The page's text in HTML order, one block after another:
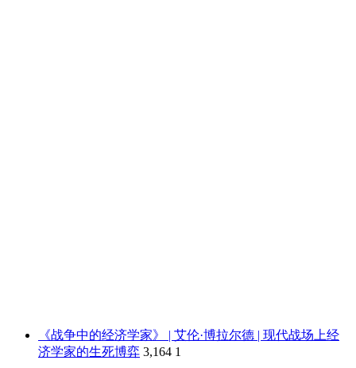
《战争中的经济学家》 | 艾伦·博拉尔德 | 现代战场上经
济学家的生死博弈 3,164 1